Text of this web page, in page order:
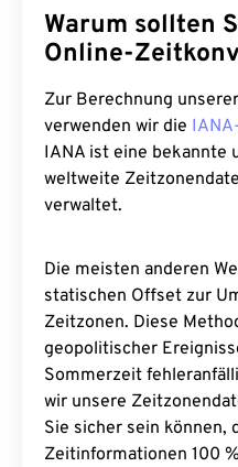
Warum sollten
Online-
Zur Berechnung
verwenden wir die IANA-
IANA ist eine bekannte
weltweite
verwaltet.
Die meisten anderen
statischen Offset zur
Zeitzonen. Diese
geopolitischer
Sommerzeit
wir unsere
Sie sicher sein können,
Zeitinformationen 100